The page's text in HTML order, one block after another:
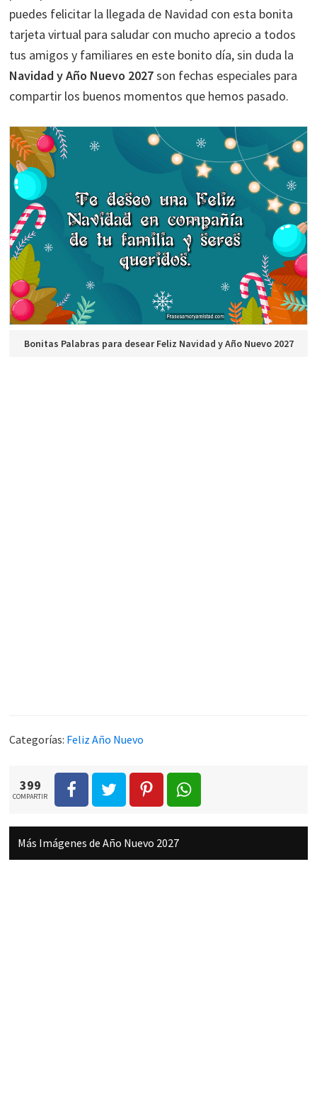
puedes felicitar la llegada de Navidad con esta bonita
tarjeta virtual para saludar con mucho aprecio a todos
tus amigos y familiares en este bonito día, sin duda la
Navidad y Año Nuevo 2027son fechas especiales para
compartir los buenos momentos que hemos pasado.
Bonitas Palabras para desear Feliz Navidad y Año Nuevo 2027
Categorías: Feliz Año Nuevo
399
COMPARTIR
Más Imágenes de Año Nuevo 2027